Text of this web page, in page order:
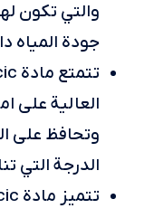
والتي تكون
جودة المياه
العالية على
وتحافظ على
الدرجة التي